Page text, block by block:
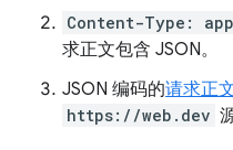
Content-Type:
求正文包含 JSON。
JSON 编码的请求正
https://web.dev